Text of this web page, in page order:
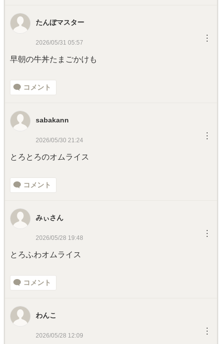
たんぼマスター
2026/05/31 05:57 ︙
早朝の牛丼たまごかけも
コメント
sabakann
2026/05/30 21:24 ︙
とろとろのオムライス
コメント
みぃさん
2026/05/28 19:48 ︙
とろふわオムライス
コメント
わんこ
2026/05/28 12:09 ︙